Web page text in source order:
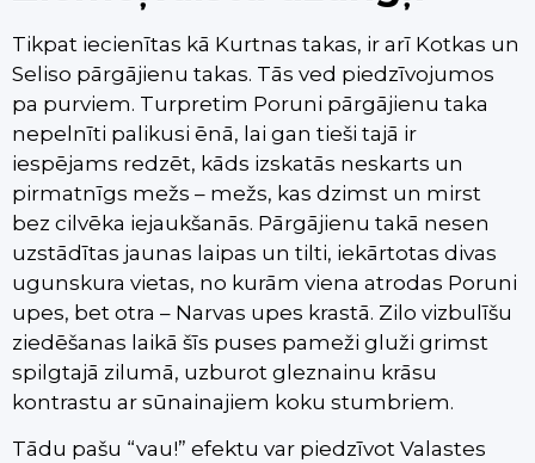
Tikpat iecienītas kā Kurtnas takas, ir arī Kotkas un
Seliso pārgājienu takas. Tās ved piedzīvojumos
pa purviem. Turpretim Poruni pārgājienu taka
nepelnīti palikusi ēnā, lai gan tieši tajā ir
iespējams redzēt, kāds izskatās neskarts un
pirmatnīgs mežs – mežs, kas dzimst un mirst
bez cilvēka iejaukšanās. Pārgājienu takā nesen
uzstādītas jaunas laipas un tilti, iekārtotas divas
ugunskura vietas, no kurām viena atrodas Poruni
upes, bet otra – Narvas upes krastā. Zilo vizbulīšu
ziedēšanas laikā šīs puses pameži gluži grimst
spilgtajā zilumā, uzburot gleznainu krāsu
kontrastu ar sūnainajiem koku stumbriem.
Tādu pašu “vau!” efektu var piedzīvot Valastes